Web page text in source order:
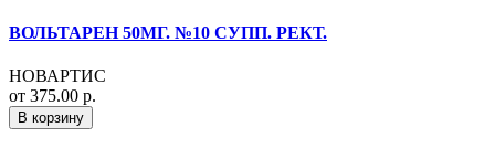
ВОЛЬТАРЕН 50МГ. №10 СУПП. РЕКТ.
НОВАРТИС
от 375.00 р.
В корзину